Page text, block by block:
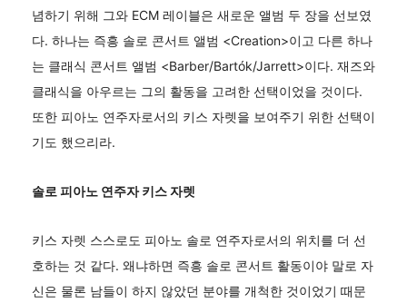
념하기 위해 그와 ECM 레이블은 새로운 앨범 두 장을 선보였
다. 하나는 즉흥 솔로 콘서트 앨범 <Creation>이고 다른 하나
는 클래식 콘서트 앨범 <Barber/Bartók/Jarrett>이다. 재즈와
클래식을 아우르는 그의 활동을 고려한 선택이었을 것이다.
또한 피아노 연주자로서의 키스 자렛을 보여주기 위한 선택이
기도 했으리라.
솔로 피아노 연주자 키스 자렛
키스 자렛 스스로도 피아노 솔로 연주자로서의 위치를 더 선
호하는 것 같다. 왜냐하면 즉흥 솔로 콘서트 활동이야 말로 자
신은 물론 남들이 하지 않았던 분야를 개척한 것이었기 때문